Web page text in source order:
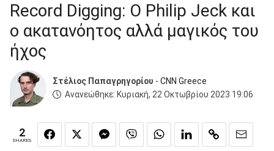
Record Digging: Ο Philip Jeck και
ο ακατανόητος αλλά μαγικός του
ήχος
Στέλιος Παπαγρηγορίου - CNN Greece
Ανανεώθηκε: Κυριακή, 22 Οκτωβρίου 2023 19:06
2
SHARES